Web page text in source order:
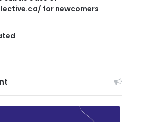
for newcomers